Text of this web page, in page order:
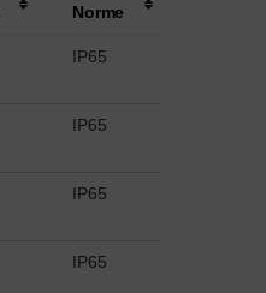
Norme
IP65
IP65
IP65
IP65